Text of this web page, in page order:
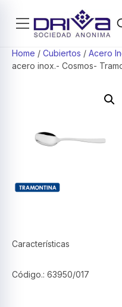
Home / Cubiertos / Acero
acero inox.- Cosmos-
Características
Código.: 63950/017